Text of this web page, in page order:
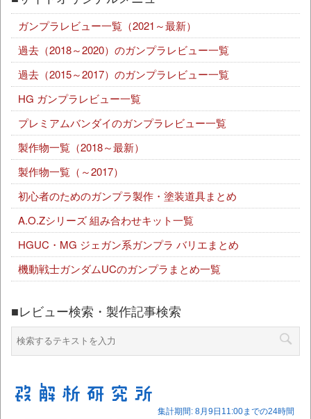
ガンプラレビュー一覧（2021～最新）
過去（2018～2020）のガンプラレビュー一覧
過去（2015～2017）のガンプラレビュー一覧
HG ガンプラレビュー一覧
プレミアムバンダイのガンプラレビュー一覧
製作物一覧（2018～最新）
製作物一覧（～2017）
初心者のためのガンプラ製作・塗装道具まとめ
A.O.Zシリーズ 組み合わせキット一覧
HGUC・MG ジェガン系ガンプラ バリエまとめ
機動戦士ガンダムUCのガンプラまとめ一覧
■レビュー検索・製作記事検索